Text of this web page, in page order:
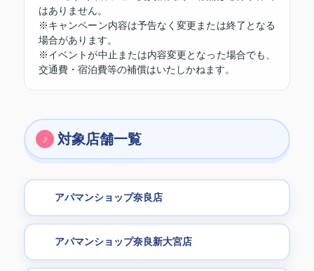
はありません。
※キャンペーン内容は予告なく変更または終了となる
場合があります。
※イベントが中止または内容変更となった場合でも、
交通費・宿泊費等の補償はいたしかねます。
対象店舗一覧
アパマンショップ奈良店
アパマンショップ奈良新大宮店